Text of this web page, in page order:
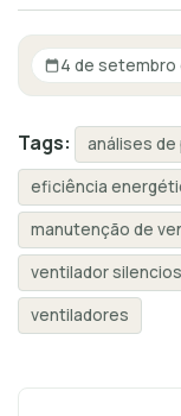
4 de setembro
Tags: análises
eficiência
manutenção de
ventilador
ventiladores